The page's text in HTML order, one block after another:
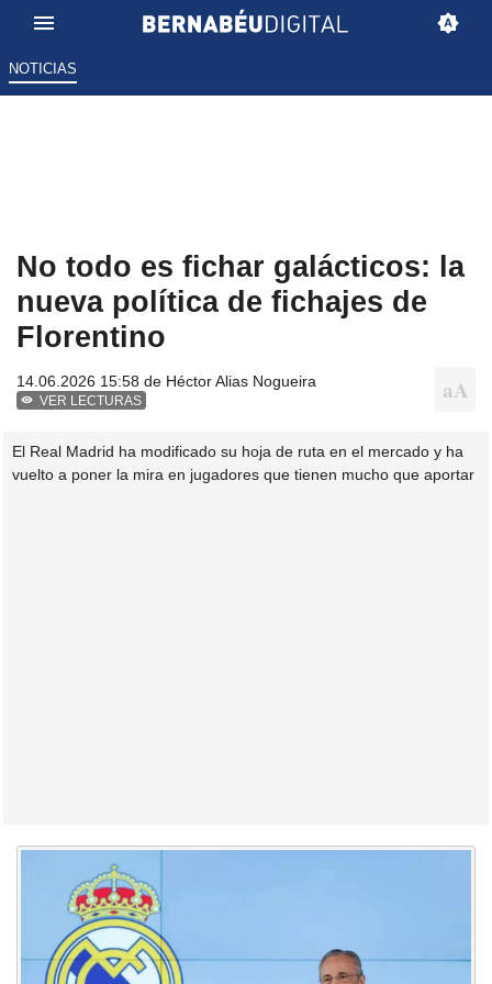
NOTICIAS
No todo es fichar galácticos: la
nueva política de fichajes de
Florentino
14.06.2026 15:58 de Héctor Alias Nogueira
VER LECTURAS
El Real Madrid ha modificado su hoja de ruta en el mercado y ha
vuelto a poner la mira en jugadores que tienen mucho que aportar